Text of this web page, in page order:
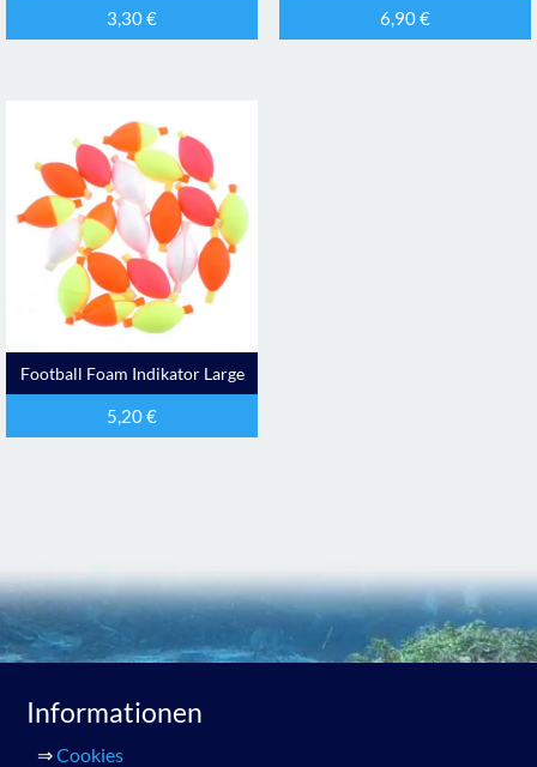
3,30€ 6,90€
Football Foam Indikator Large
5,20€
Informationen
⇒Cookies